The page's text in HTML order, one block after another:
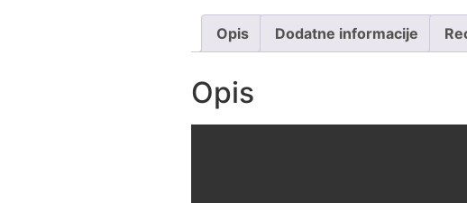
Opis Dodatne informacije
Opis